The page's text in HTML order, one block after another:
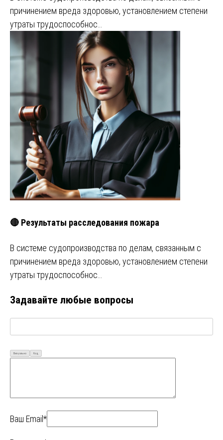
причинением вреда здоровью, установлением степени
утраты трудоспособнос…
🔴 Результаты расследования пожара
В системе судопроизводства по делам, связанным с
причинением вреда здоровью, установлением степени
утраты трудоспособнос…
Задавайте любые вопросы
Визуально Код
Ваш Email*